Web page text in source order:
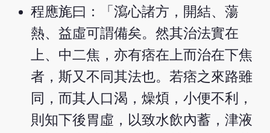
程應旄曰：「瀉心諸方，開結、蕩
熱、益虛可謂備矣。然其治法實在
上、中二焦，亦有痞在上而治在下焦
者，斯又不同其法也。若痞之來路雖
同，而其人口渴，燥煩，小便不利，
則知下後胃虛，以致水飲內蓄，津液